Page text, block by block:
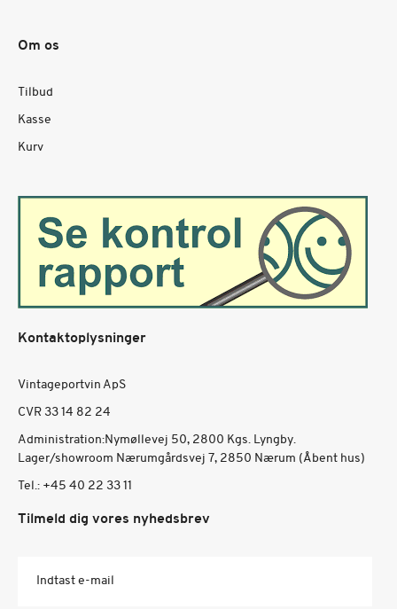
Om os
Tilbud
Kasse
Kurv
Kontaktoplysninger
Vintageportvin ApS
CVR 33 14 82 24
Administration:Nymøllevej 50, 2800 Kgs. Lyngby.
Lager/showroom Nærumgårdsvej 7, 2850 Nærum (Åbent hus)
Tel.: +45 40 22 33 11
Tilmeld dig vores nyhedsbrev
Indtast e-mail